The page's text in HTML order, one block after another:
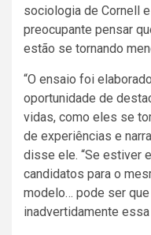
sociologia de Cornell
preocupante pensar
estão se tornando
“O ensaio foi
oportunidade de
vidas, como eles se
de experiências e
disse ele. “Se estiver
candidatos para o
modelo… pode ser
inadvertidamente essa